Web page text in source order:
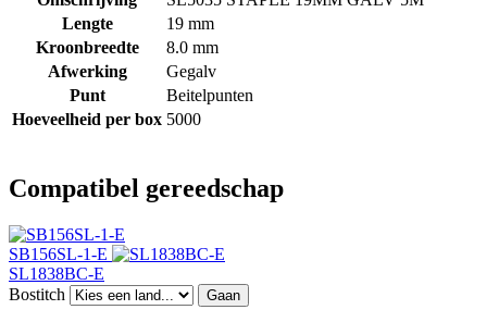
Lengte
19 mm
Kroonbreedte
8.0 mm
Afwerking
Gegalv
Punt
Beitelpunten
Hoeveelheid per box 5000
Compatibel gereedschap
SB156SL-1-E
SL1838BC-E
Bostitch
Gaan